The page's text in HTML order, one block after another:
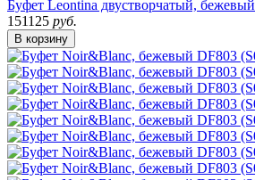
Буфет Leontina двустворчатый,
151125 руб.
В корзину